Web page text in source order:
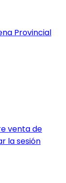
Provincial
venta de
la sesión